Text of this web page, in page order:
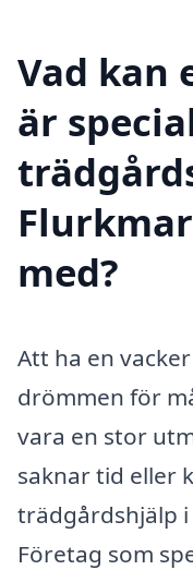
Vad kan
är
med?
Att ha en
drömmen för
vara en stor
saknar tid eller
trädgårdshjälp
Företag som